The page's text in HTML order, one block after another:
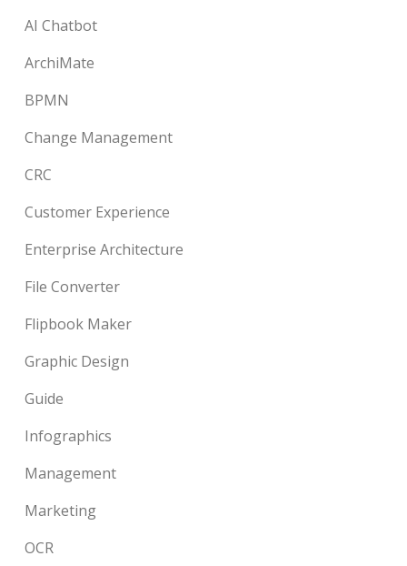
AI Chatbot
ArchiMate
BPMN
Change Management
CRC
Customer Experience
Enterprise Architecture
File Converter
Flipbook Maker
Graphic Design
Guide
Infographics
Management
Marketing
OCR